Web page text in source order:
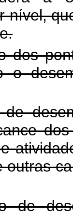
nível,
dos
o
outras
de